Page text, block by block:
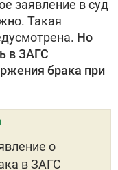
заявление в суд
Такая
Но
в ЗАГС
брака при
о
в ЗАГС